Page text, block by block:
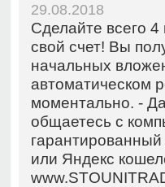
29.08.2018
Сделайте всего
свой счет! Вы
начальных
автоматическом
моментально. -
общаетесь с
или Яндекс